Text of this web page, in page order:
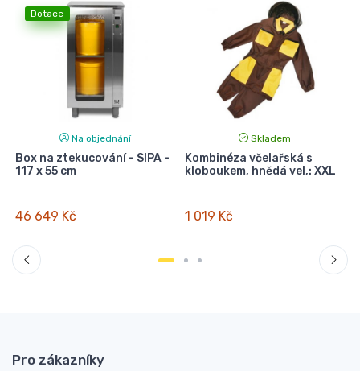
Dotace
Na objednání
Box na ztekucování - SIPA -
117 x 55 cm
46 649 Kč
Skladem
Kombinéza včelařská s
kloboukem, hnědá vel,: XXL
1 019 Kč
Pro zákazníky